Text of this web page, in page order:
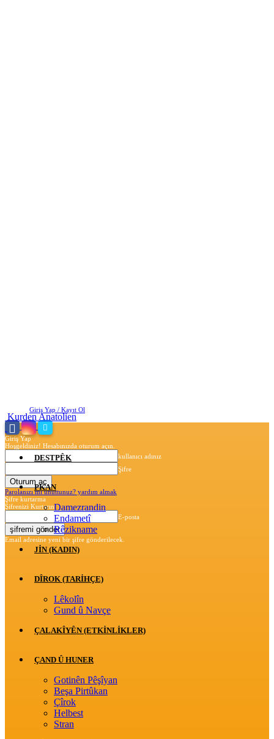
Giriş Yap / Kayıt Ol
Giriş Yap
Hoşgeldiniz! Hesabınızda oturum açın.
kullanıcı adınız
Şifre
Parolanızı mı unuttunuz? yardım almak
Şifre kurtarma
Şifrenizi Kurtarın
E-posta
Email adresine yeni bir şifre gönderilecek.
Kurden Anatolien
DESTPÊK
PKAN
Damezrandin
Endametî
Rêzikname
JİN (KADIN)
DÎROK (TARİHÇE)
Lêkolîn
Gund û Navçe
ÇALAKÎYÊN (ETKINLIKLER)
ÇAND Û HUNER
Gotinên Pêşîyan
Beşa Pirtûkan
Çîrok
Helbest
Stran